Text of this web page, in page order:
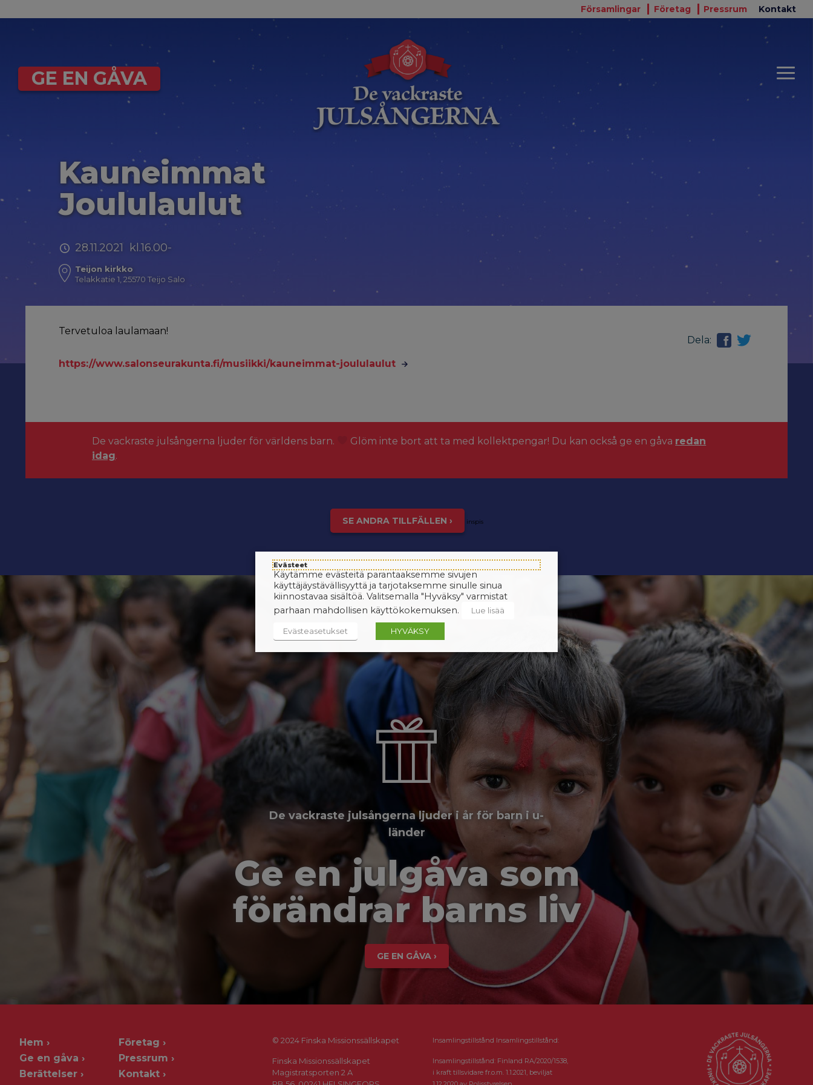
Församlingar Företag Pressrum Kontakt
GE EN GÅVA
Kauneimmat
Joululaulut
28.11.2021 kl.16.00-
Teijon kirkko
Telakkatie 1, 25570 Teijo Salo
Dela:
Tervetuloa laulamaan!
https://www.salonseurakunta.fi/musiikki/kauneimmat-joululaulut
De vackraste julsångerna ljuder för världens barn. Glöm inte bort att ta med kollektpengar! Du kan också ge en gåva redan
idag.
SE ANDRA TILLFÄLLEN › inspis
De vackraste julsångerna ljuder i år för barn i u-
länder
Ge en julgåva som
förändrar barns liv
GE EN GÅVA ›
Hem
Ge en gåva
Berättelser
Företag
Pressrum
Kontakt
© 2024 Finska Missionssällskapet
Finska Missionssällskapet
Magistratsporten 2 A
Insamlingstillstånd Insamlingstillstånd:
Insamlingstillstånd: Finland RA/2020/1538,
i kraft tillsvidare fr.o.m. 1.1.2021, beviljat
Evästeet
Käytämme evästeitä parantaaksemme sivujen
käyttäjäystävällisyyttä ja tarjotaksemme sinulle sinua
kiinnostavaa sisältöä. Valitsemalla "Hyväksy" varmistat
parhaan mahdollisen käyttökokemuksen.
Lue lisää
Evästeasetukset HYVÄKSY